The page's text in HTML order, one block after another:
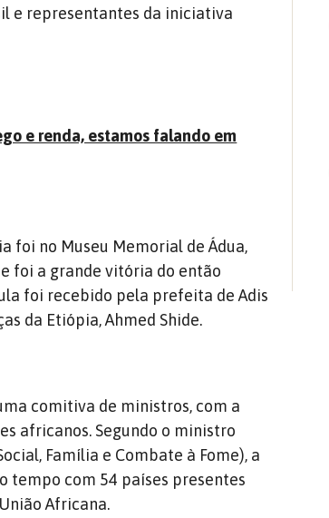
e representantes da iniciativa
e renda, estamos falando em
foi no Museu Memorial de Ádua,
foi a grande vitória do então
foi recebido pela prefeita de Adis
da Etiópia, Ahmed Shide.
comitiva de ministros, com a
africanos. Segundo o ministro
Família e Combate à Fome), a
tempo com 54 países presentes
Africana.